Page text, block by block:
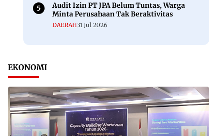
Audit Izin PT JPA Belum Tuntas, Warga
Minta Perusahaan Tak Beraktivitas
DAERAH31 Jul 2026
EKONOMI